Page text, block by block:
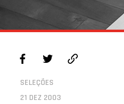
SELEÇÕES
21 DEZ 2003